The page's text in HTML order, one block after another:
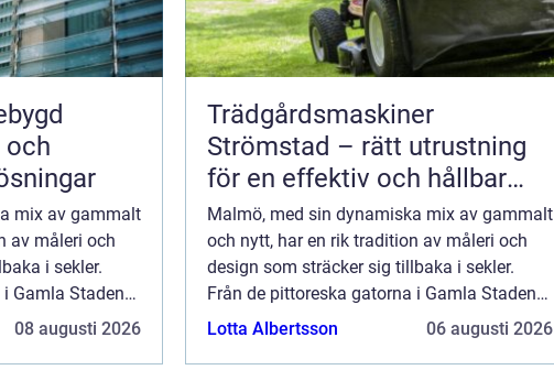
och
mix av gammalt
av måleri och
i sekler.
Gamla Staden
som formar
08 augusti 2026
Trädgårdsmaskiner
Strömstad – rätt utrustning
för en effektiv och hållbar
trädgård
Malmö, med sin dynamiska mix av gammalt
och nytt, har en rik tradition av måleri och
design som sträcker sig tillbaka i sekler.
Från de pittoreska gatorna i Gamla Staden
till de moderna byggnaderna som formar
Lotta Albertsson 06 augusti 2026